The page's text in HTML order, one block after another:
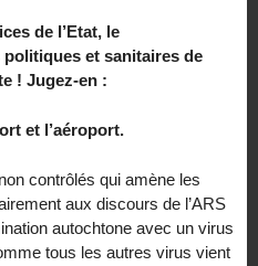
de l’Etat, le
et sanitaires de
! Jugez-en :
et l’aéroport.
contrôlés qui amène les
aux discours de l’ARS
autochtone avec un virus
tous les autres virus vient